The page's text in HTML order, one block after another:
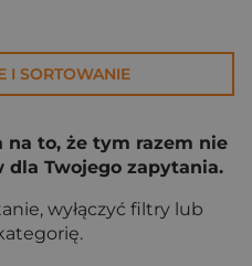
I SORTOWANIE
na to, że tym razem nie
Twojego zapytania.
wyłączyć filtry lub